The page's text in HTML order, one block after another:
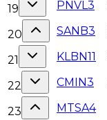
19 PNVL3
20 SANB3
21 KLBN11
22 CMIN3
23 MTSA4